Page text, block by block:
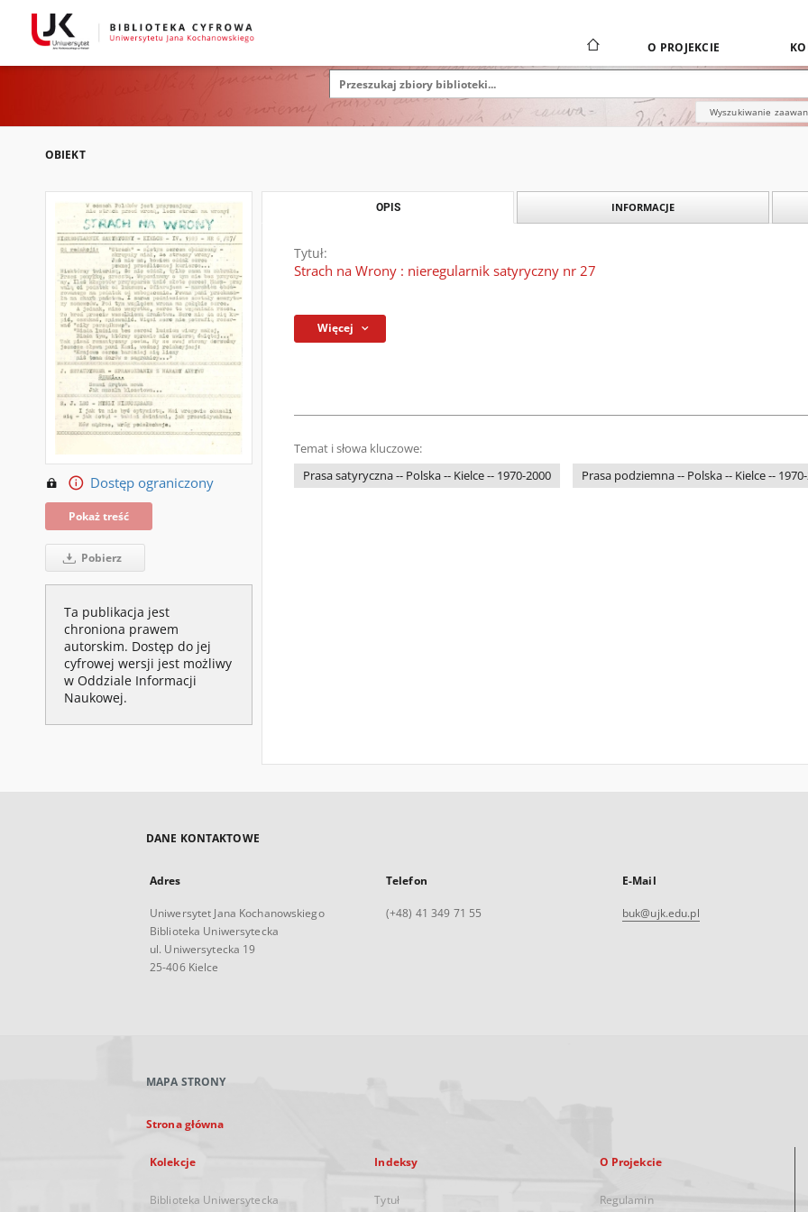
O PROJEKCIE
Wyszukiwanie
OBIEKT
Dostęp ograniczony
Pokaż treść
Pobierz
Ta publikacja jest
chroniona prawem
autorskim. Dostęp do jej
cyfrowej wersji jest możliwy
w Oddziale Informacji
Naukowej.
OPIS INFORMACJE
Tytuł:
Strach na Wrony : nieregularnik satyryczny nr 27
Więcej
Temat i słowa kluczowe:
Prasa satyryczna -- Polska -- Kielce -- 1970-2000
Prasa podziemna -- Polska -- Kielce --
DANE KONTAKTOWE
Adres
Uniwersytet Jana Kochanowskiego
Biblioteka Uniwersytecka
ul. Uniwersytecka 19
25-406 Kielce
Telefon
(+48) 41 349 71 55
E-Mail
buk@ujk.edu.pl
MAPA STRONY
Strona główna
Kolekcje
Biblioteka Uniwersytecka
Indeksy
Tytuł
O Projekcie
Regulamin